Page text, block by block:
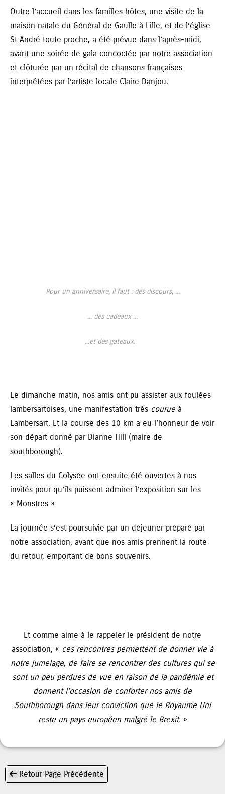
Outre l’accueil dans les familles hôtes, une visite de la
maison natale du Général de Gaulle à Lille, et de l’église
St André toute proche, a été prévue dans l’après-midi,
avant une soirée de gala concoctée par notre association
et clôturée par un récital de chansons françaises
interprétées par l’artiste locale Claire Danjou.
Pour un anniversaire, il faut : des discours, ...
... des cadeaux ...
...et des gateaux.
Le dimanche matin, nos amis ont pu assister aux foulées
lambersartoises, une manifestation très courue à
Lambersart. Et la course des 10 km a eu l’honneur de voir
son départ donné par Dianne Hill (maire de
southborough).
Les salles du Colysée ont ensuite été ouvertes à nos
invités pour qu’ils puissent admirer l’exposition sur les
« Monstres »
La journée s’est poursuivie par un déjeuner préparé par
notre association, avant que nos amis prennent la route
du retour, emportant de bons souvenirs.
Et comme aime à le rappeler le président de notre
association, « ces rencontres permettent de donner vie à
notre jumelage, de faire se rencontrer des cultures qui se
sont un peu perdues de vue en raison de la pandémie et
donnent l’occasion de conforter nos amis de
Southborough dans leur conviction que le Royaume Uni
reste un pays européen malgré le Brexit. »
Retour Page Précédente